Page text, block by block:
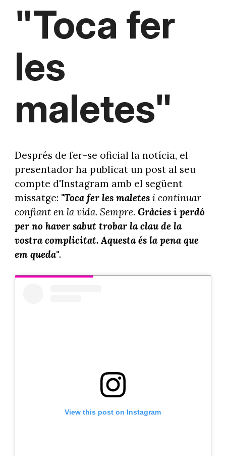
"Toca fer
les
maletes"
Després de fer-se oficial la notícia, el
presentador ha publicat un post al seu
compte d'Instagram amb el següent
missatge: "Toca fer les maletes i continuar
confiant en la vida. Sempre. Gràcies i perdó
per no haver sabut trobar la clau de la
vostra complicitat. Aquesta és la pena que
em queda".
View this post on Instagram